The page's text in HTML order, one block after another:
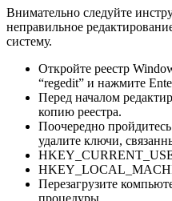
Внимательно следуйте
неправильное
систему.
Откройте реестр
“regedit” и нажмите
Перед началом
копию реестра.
Поочередно
удалите ключи,
Перезагрузите